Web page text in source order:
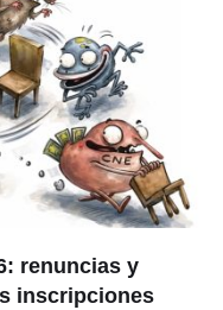
renuncias y
inscripciones